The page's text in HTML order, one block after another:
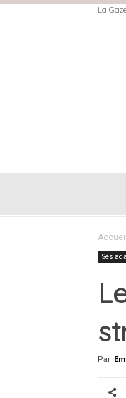
La
Accueil
Ses
Par